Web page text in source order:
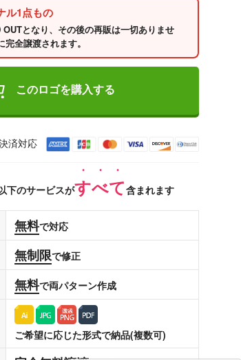
ル1点もの
となり、その後の再販は一切ありませ
全譲渡されます。
このロゴを購入する
済対応
下のサービスがすべて含まれます
無料で対応
無制限で修正
無料で両パターン作成
ご希望に応じた形式で納品(複数可)